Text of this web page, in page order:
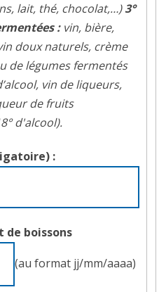
lait, thé, chocolat,…)3°
:vin, bière,
doux naturels, crème
de légumes fermentés
vin de liqueurs,
de fruits
d'alcool).
:
de boissons
(au format jj/mm/aaaa)